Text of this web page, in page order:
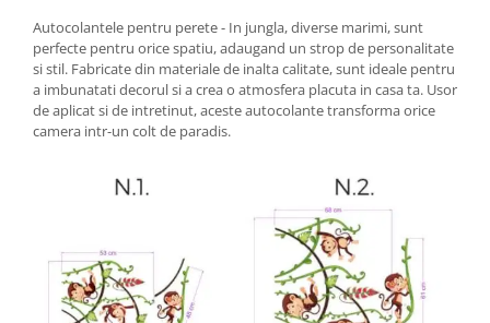
Autocolantele pentru perete - In jungla, diverse marimi, sunt
perfecte pentru orice spatiu, adaugand un strop de personalitate
si stil. Fabricate din materiale de inalta calitate, sunt ideale pentru
a imbunatati decorul si a crea o atmosfera placuta in casa ta. Usor
de aplicat si de intretinut, aceste autocolante transforma orice
camera intr-un colt de paradis.